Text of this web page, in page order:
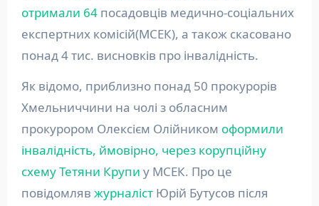
отримали 64посадовців медично-соціальних
експертних комісій(МСЕК), а також скасовано
понад 4 тис. висновків про інвалідність.
Як відомо, приблизно понад 50 прокурорів
Хмельниччини на чолі з обласним
прокурором Олексієм Олійником оформили
інвалідність, ймовірно, через корупційну
схему Тетяни Крупи у МСЕК. Про це
повідомляв журналістЮрій Бутусов після